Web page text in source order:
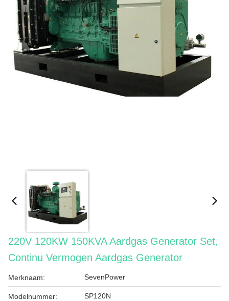
220V 120KW 150KVA Aardgas Generator Set,
Continu Vermogen Aardgas Generator
Merknaam: SevenPower
Modelnummer: SP120N